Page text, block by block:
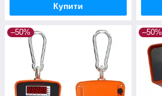
Купити
–50% –50%